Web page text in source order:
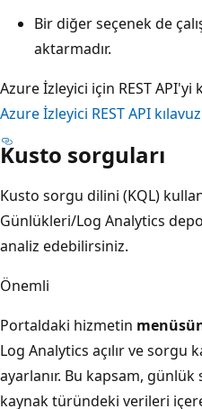
Bir diğer seçenek de
aktarmadır.
Azure İzleyici için REST
Azure İzleyici REST API
Kusto sorguları
Kusto sorgu dilini (KQL)
Günlükleri/Log Analytics
analiz edebilirsiniz.
Önemli
Portaldaki hizmetin
Log Analytics açılır ve sorgu
ayarlanır. Bu kapsam, günlük
kaynak türündeki verileri